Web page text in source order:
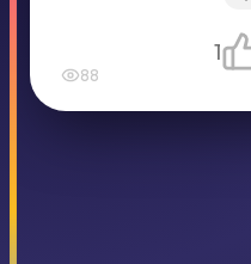
88
1